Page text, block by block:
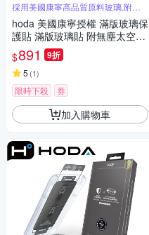
採用美國康寧高品質原料玻璃,附貼
膜神器
hoda 美國康寧授權 滿版玻璃保
護貼 滿版玻璃貼 附無塵太空艙
貼膜神器 適用 iPhone 15 Pro
$891 9折
5 (1)
限時下殺 券
加入購物車